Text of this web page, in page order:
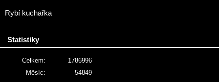
Rybí kuchařka
Statistiky
Celkem:
1786996
Měsíc:
54849